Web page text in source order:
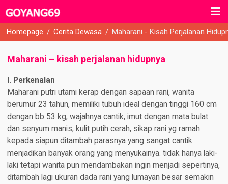
Homepage / Cerita Dewasa / Maharani - Kisah Perjalanan
Maharani – kisah perjalanan hidupnya
I. Perkenalan
Maharani putri utami kerap dengan sapaan rani, wanita
berumur 23 tahun, memiliki tubuh ideal dengan tinggi 160 cm
dengan bb 53 kg, wajahnya cantik, imut dengan mata bulat
dan senyum manis, kulit putih cerah, sikap rani yg ramah
kepada siapun ditambah parasnya yang sangat cantik
menjadikan banyak orang yang menyukainya. tidak hanya laki-
laki tetapi wanita pun mendambakan ingin menjadi sepertinya,
ditambah lagi ukuran dada rani yang lumayan besar semakin